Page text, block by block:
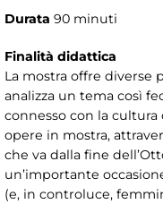
Durata 90 minuti
Finalità didattica
La mostra offre diverse
analizza un tema così
connesso con la cultura
opere in mostra,
che va dalla fine
un’importante
(e, in controluce,